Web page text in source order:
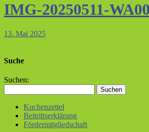
IMG-20250511-
13. Mai 2025
Suche
Suchen:
Kuchenzettel
Beitrittserklärung
Fördermitgliedschaft